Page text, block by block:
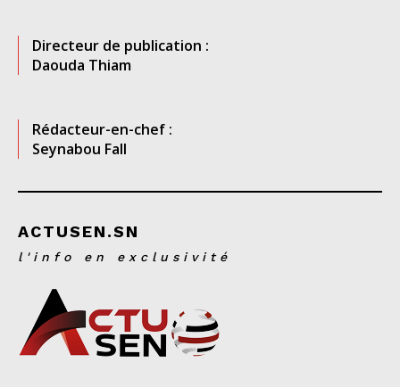
Directeur de publication :
Daouda Thiam
Rédacteur-en-chef :
Seynabou Fall
ACTUSEN.SN
l'info en exclusivité